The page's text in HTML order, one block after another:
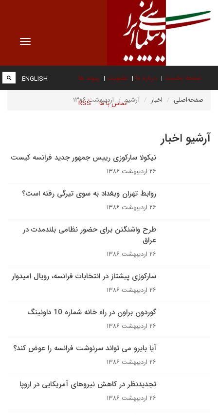
Toggle
صفحه نخست درباره ما عضویت پیوند ها
تماس با ما RSS
ENGLISH
صفحه‌اصلی اخبار آرشیو اردیبهشت ۱۳۸۶
آرشیو اخبار
نيکولا سارکوزى رييس جمهور جديد فرانسه کيست
۲۶ اردیبهشت ۱۳۸۶
روابط تهران وبغداد به سوی تیرگی رفته است؟
۲۶ اردیبهشت ۱۳۸۶
طرح واشنگتن براى حضور نظامى بلندمدت در
عراق
۲۶ اردیبهشت ۱۳۸۶
سارکوزی پیشتاز در انتخابات فرانسه، رویال امیدوار
۲۶ اردیبهشت ۱۳۸۶
گوردون براون در راه خانه شماره 10 داونينگ
۲۶ اردیبهشت ۱۳۸۶
آیا بایرو می تواند سرنوشت فرانسه را عوض کند؟
۲۶ اردیبهشت ۱۳۸۶
تجدیدنظر در کاهش نیروهای آمریکایی در اروپا
۲۶ اردیبهشت ۱۳۸۶